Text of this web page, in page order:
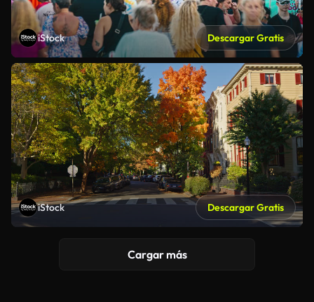
iStock Descargar Gratis
iStock Descargar Gratis
Cargar más